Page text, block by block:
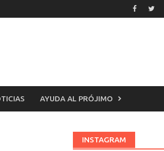
AYUDA AL PRÓJIMO
INSTAGRAM